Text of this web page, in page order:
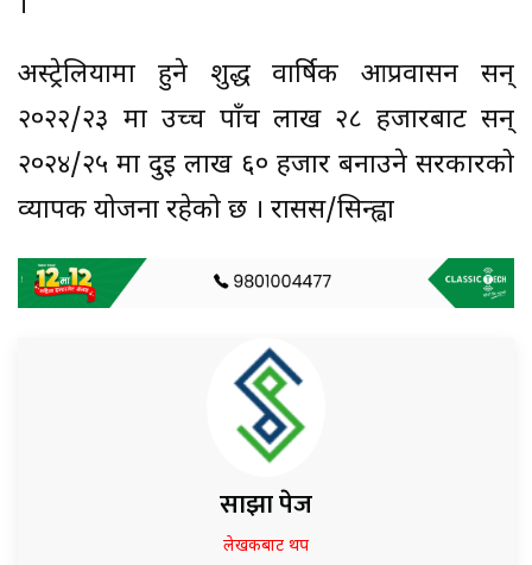
अस्ट्रेलियामा हुने शुद्ध वार्षिक आप्रवासन सन्
२०२२/२३ मा उच्च पाँच लाख २८ हजारबाट सन्
२०२४/२५ मा दुई लाख ६० हजार बनाउने सरकारको
व्यापक योजना रहेको छ । रासस/सिन्ह्वा
साझा पेज
लेखकबाट थप